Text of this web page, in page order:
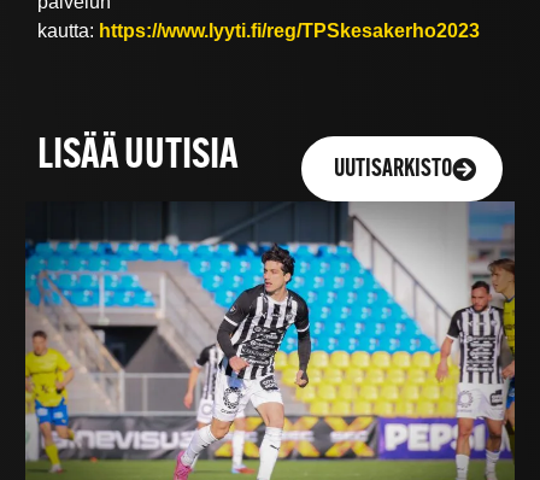
kautta: https://www.lyyti.fi/reg/TPSkesakerho2023
LISÄÄ UUTISIA UUTISARKISTO